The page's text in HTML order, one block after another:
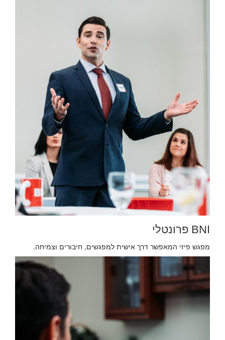
BNI פרונטלי
מפגש פיזי המאפשר דרך אישית למפגשים, חיבורים וצמיחה.